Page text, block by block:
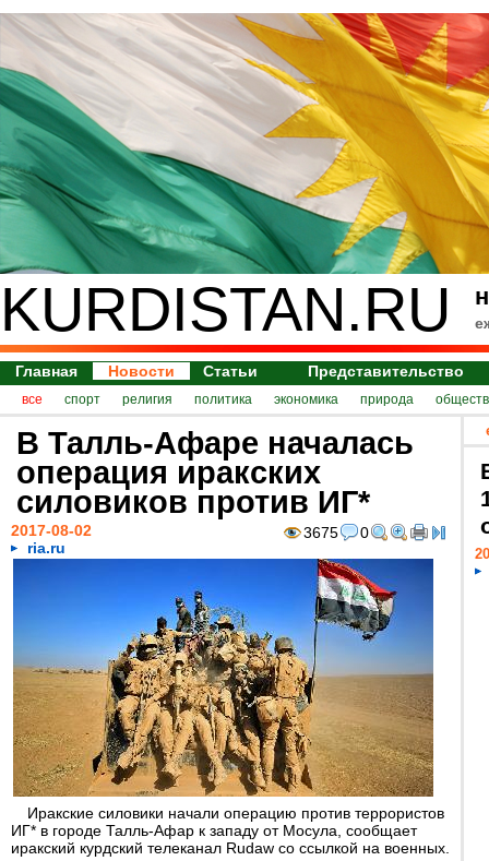
KURDISTAN.RU
Главная Новости Статьи Представительство
все спорт религия политика экономика природа
В Талль-Афаре началась
операция иракских
силовиков против ИГ*
3675 0
2017-08-02
ria.ru
Иракские силовики начали операцию против террористов
ИГ* в городе Талль-Афар к западу от Мосула, сообщает
иракский курдский телеканал Rudaw со ссылкой на военных.